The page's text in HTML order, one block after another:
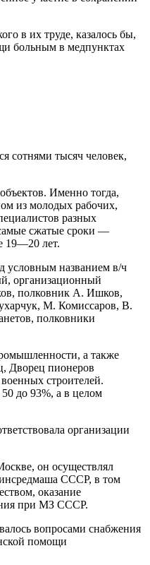
в их труде, казалось бы,
больным в медпунктах
сотнями тысяч человек,
Именно тогда,
из молодых рабочих,
разных
самые сжатые сроки —
19—20 лет.
условным названием в/ч
организационный
полковник А. Ишков,
М. Комиссаров, В.
полковники
а также
Дворец пионеров
строителей.
до 93%, а в целом
организации
он осуществлял
СССР, в том
оказание
при МЗ СССР.
вопросами снабжения
помощи